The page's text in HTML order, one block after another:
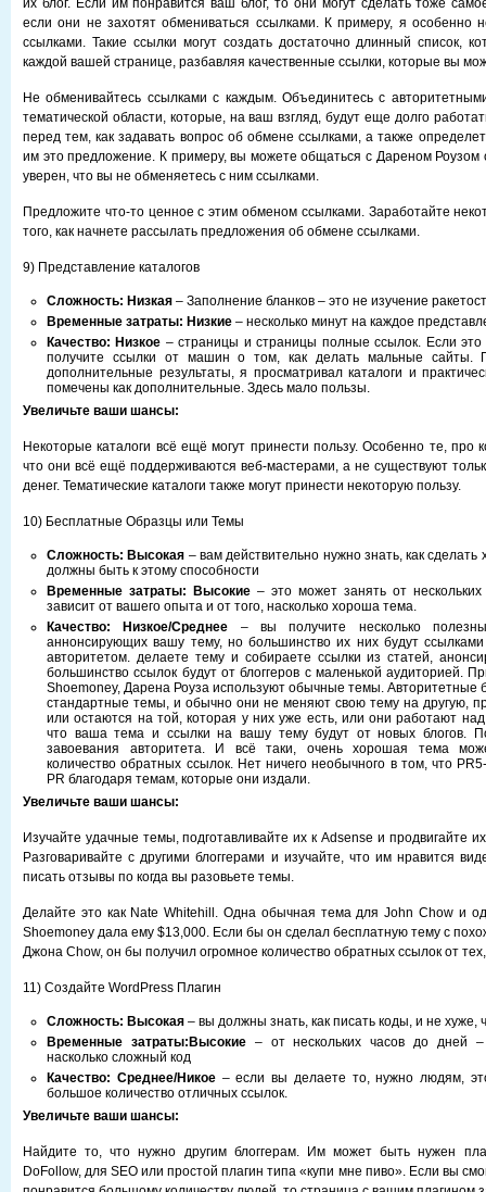
их блог. Если им понравится ваш блог, то они могут сделать тоже
если они не захотят обмениваться ссылками. К примеру, я особенно
ссылками. Такие ссылки могут создать достаточно длинный список,
каждой вашей странице, разбавляя качественные ссылки, которые вы
Не обменивайтесь ссылками с каждым. Объединитесь с
тематической области, которые, на ваш взгляд, будут еще долго
перед тем, как задавать вопрос об обмене ссылками, а также
им это предложение. К примеру, вы можете общаться с Дареном Роузом
уверен, что вы не обменяетесь с ним ссылками.
Предложите что-то ценное с этим обменом ссылками. Заработайте
того, как начнете рассылать предложения об обмене ссылками.
9) Представление каталогов
Сложность: Низкая – Заполнение бланков – это не изучение
Временные затраты: Низкие – несколько минут на каждое
Качество: Низкое – страницы и страницы полные ссылок. Если
получите ссылки от машин о том, как делать мальные сайты.
дополнительные результаты, я просматривал каталоги и
помечены как дополнительные. Здесь мало пользы.
Увеличьте ваши шансы:
Некоторые каталоги всё ещё могут принести пользу. Особенно те, про
что они всё ещё поддерживаются веб-мастерами, а не существуют
денег. Тематические каталоги также могут принести некоторую пользу.
10) Бесплатные Образцы или Темы
Сложность: Высокая – вам действительно нужно знать, как
должны быть к этому способности
Временные затраты:
Высокие – это может занять от
зависит от вашего опыта и от того, насколько хороша тема.
Качество: Низкое/Среднее – вы получите несколько
аннонсирующих вашу тему, но большинство их них будут ссылками
авторитетом. делаете тему и собираете ссылки из статей,
большинство ссылок будут от блоггеров с маленькой аудиторией.
Shoemoney, Дарена Роуза используют обычные темы. Авторитетные
стандартные темы, и обычно они не меняют свою тему на другую,
или остаются на той, которая у них уже есть, или они работают
что ваша тема и ссылки на вашу тему будут от новых блогов.
завоевания авторитета. И всё таки, очень хорошая тема
количество обратных ссылок. Нет ничего необычного в том, что
PR благодаря темам, которые они издали.
Увеличьте ваши шансы:
Изучайте удачные темы, подготавливайте их к Adsense и продвигайте
Разговаривайте с другими блоггерами и изучайте, что им нравится
писать отзывы по когда вы разовьете темы.
Делайте это как Nate Whitehill. Одна обычная тема для John Chow и
Shoemoney дала ему $13,000. Если бы он сделал бесплатную тему с
Джона Chow, он бы получил огромное количество обратных ссылок от
11) Создайте WordPress Плагин
Сложность: Высокая – вы должны знать, как писать коды, и не хуже,
Временные затраты:Высокие– от нескольких часов до дней –
насколько сложный код
Качество: Среднее/Никое– если вы делаете то, нужно людям,
большое количество отличных ссылок.
Увеличьте ваши шансы:
Найдите то, что нужно другим блоггерам. Им может быть нужен
DoFollow, для SEO или простой плагин типа «купи мне пиво». Если вы